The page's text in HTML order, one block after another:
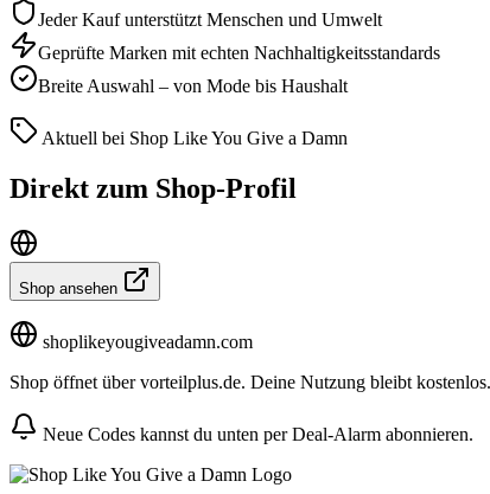
Jeder Kauf unterstützt Menschen und Umwelt
Geprüfte Marken mit echten Nachhaltigkeitsstandards
Breite Auswahl – von Mode bis Haushalt
Aktuell bei Shop Like You Give a Damn
Direkt zum Shop-Profil
Shop ansehen
shoplikeyougiveadamn.com
Shop öffnet über vorteilplus.de. Deine Nutzung bleibt kostenlos.
Neue Codes kannst du unten per Deal-Alarm abonnieren.